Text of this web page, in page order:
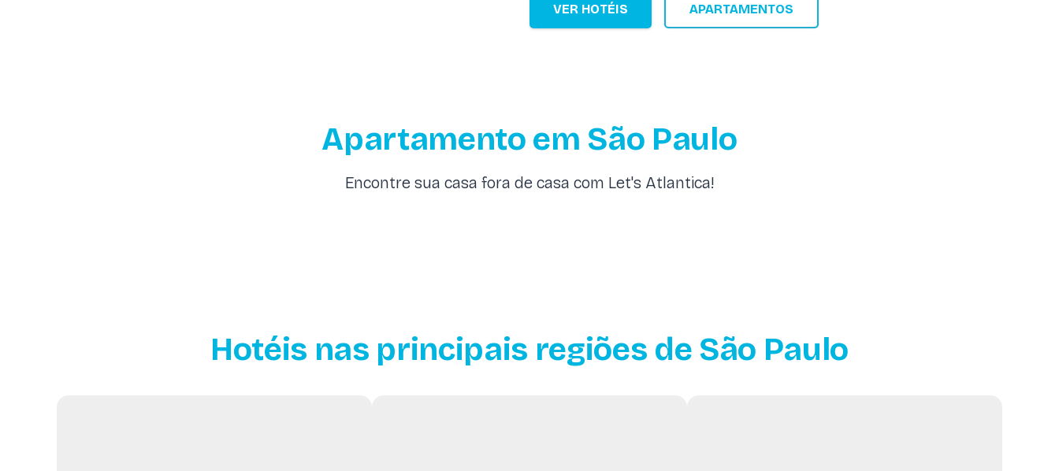
VER HOTÉIS APARTAMENTOS
Apartamento em São Paulo
Encontre sua casa fora de casa com Let's Atlantica!
Hotéis nas principais regiões de São Paulo